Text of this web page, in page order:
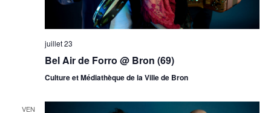
juillet 23
Bel Air de Forro @ Bron (69)
Culture et Médiathèque de la Ville de Bron
VEN